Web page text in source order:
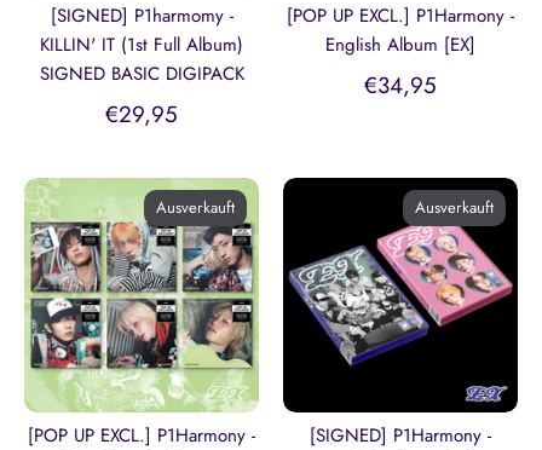
[SIGNED] P1harmomy -
KILLIN' IT (1st Full Album)
SIGNED BASIC DIGIPACK
€29,95
[POP UP EXCL.] P1Harmony -
English Album [EX]
€34,95
[POP UP EXCL.] P1Harmony -
Ausverkauft
[SIGNED] P1Harmony -
Ausverkauft